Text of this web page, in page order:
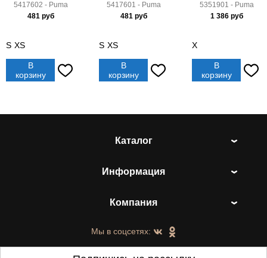
5417602 - Puma
481руб
S XS
В
корзину
5417601 - Puma
481руб
S XS
В
корзину
5351901 - Puma
1 386руб
X
В
корзину
Каталог
Информация
Компания
Мы в соцсетях: